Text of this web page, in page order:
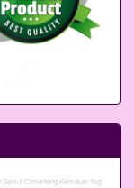
Semut Cimenteng Kemasan 1kg